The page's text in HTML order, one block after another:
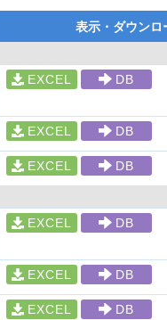
表示・ダウンロ
EXCEL DB
EXCEL DB
EXCEL DB
EXCEL DB
EXCEL DB
EXCEL DB